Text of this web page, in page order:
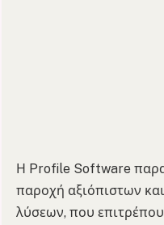
Η Profile Software
παροχή αξιόπιστων
λύσεων, που